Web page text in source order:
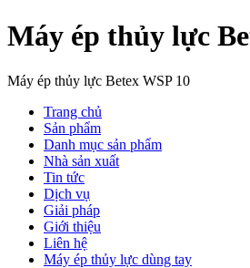
Máy ép thủy lực
Máy ép thủy lực Betex WSP 10
Trang chủ
Sản phẩm
Danh mục sản phẩm
Nhà sản xuất
Tin tức
Dịch vụ
Giải pháp
Giới thiệu
Liên hệ
Máy ép thủy lực dùng tay